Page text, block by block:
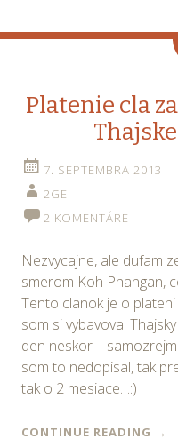
Platenie cla
7. SEPTEMBRA 2013
2GE
2 KOMENTÁRE
Nezvycajne, ale dufam
smerom Koh Phangan,
Tento clanok je o plateni
som si vybavoval
den neskor –
som to nedopisal, tak
tak o 2 mesiace…:)
CONTINUE READING →